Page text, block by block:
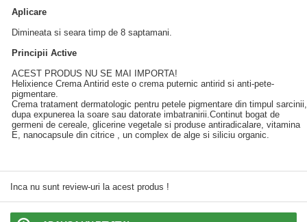
Aplicare
Dimineata si seara timp de 8 saptamani.
Principii Active
ACEST PRODUS NU SE MAI IMPORTA!
Helixience Crema Antirid este o crema puternic antirid si anti-pete-
pigmentare.
Crema tratament dermatologic pentru petele pigmentare din timpul sarcinii,
dupa expunerea la soare sau datorate imbatranirii.Continut bogat de
germeni de cereale, glicerine vegetale si produse antiradicalare, vitamina
E, nanocapsule din citrice , un complex de alge si siliciu organic.
Inca nu sunt review-uri la acest produs !